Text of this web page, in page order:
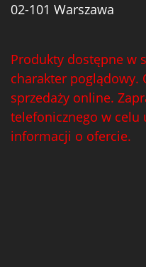
02-101 Warszawa
Produkty dostępne w
charakter poglądowy.
sprzedaży online.
telefonicznego w celu
informacji o ofercie.